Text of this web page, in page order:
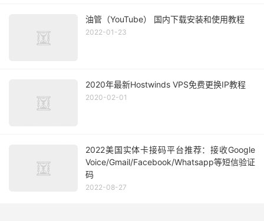
油管（YouTube） 国内下载安装和使用教程
2022-01-23
2020年最新Hostwinds VPS免费更换IP教程
2020-02-01
2022美国实体卡接码平台推荐：接收Google
Voice/Gmail/Facebook/Whatsapp等短信验证
码
2022-08-27